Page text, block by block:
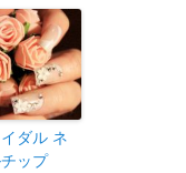
ダル ネ
ップ